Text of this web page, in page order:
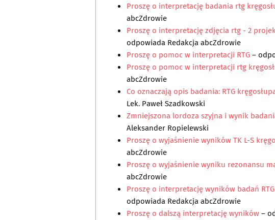
Proszę o interpretację badania rtg
abcZdrowie
Proszę o interpretację zdjęcia rtg - 2
odpowiada Redakcja abcZdrowie
Proszę o pomoc w interpretacji RTG–
Proszę o pomoc w interpretacji rtg
abcZdrowie
Co oznaczają opis badania: RTG
Lek. Paweł Szadkowski
Zmniejszona lordoza szyjna i wynik
Aleksander Ropielewski
Proszę o wyjaśnienie wyników TK L-S
abcZdrowie
Proszę o wyjaśnienie wyniku rezonansu
abcZdrowie
Proszę o interpretację wyników badań
odpowiada Redakcja abcZdrowie
Proszę o dalszą interpretację wyników–